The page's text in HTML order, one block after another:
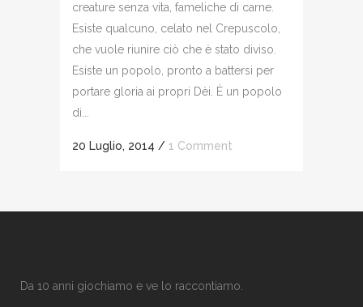
creature senza vita, fameliche di carne.
Esiste qualcuno, celato nel Crepuscolo,
che vuole riunire ciò che è stato diviso.
Esiste un popolo, pronto a battersi per
portare gloria ai propri Dèi. È un popolo
di...
20 Luglio, 2014 / 1 Comment
Da 10 anni giochiamo e ve lo raccontiamo.